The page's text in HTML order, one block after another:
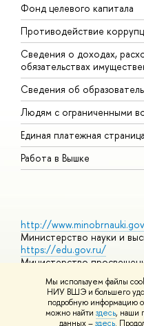
Мы используем файлы
НИУ ВШЭ и большего
подробную информацию
можно найти здесь, наши
данных –здесь.
Фонд целевого капитала
Противодействие
Сведения о доходах,
обязательствах
Сведения об
Людям с ограниченными
Единая платежная страница
Работа в Вышке
http://
Министерство науки и
https://edu.gov.ru/
Министерство
Массовые открытые